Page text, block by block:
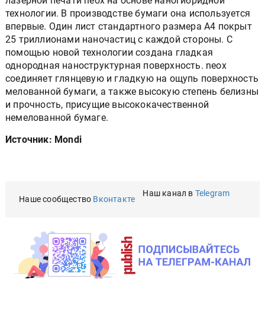
технологии. В производстве бумаги она используется
впервые. Один лист стандартного размера А4 покрыт
25 триллионами наночастиц с каждой стороны. С
помощью новой технологии создана гладкая
однородная наноструктурная поверхность. neox
соединяет глянцевую и гладкую на ощупь поверхность
мелованной бумаги, а также высокую степень белизны
и прочность, присущие высококачественной
немелованной бумаге.
Источник: Mondi
Наше сообщество Вконтакте
Наш канал в Telegram